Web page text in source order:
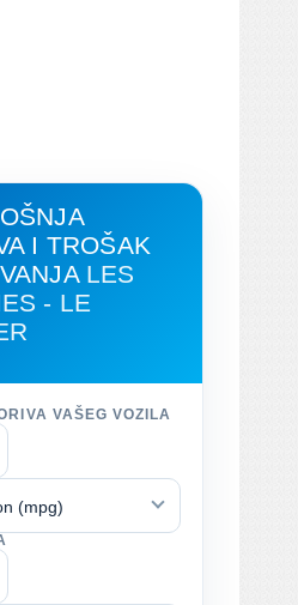
I TROŠAK
LES
- LE
VAŠEG VOZILA
(mpg)